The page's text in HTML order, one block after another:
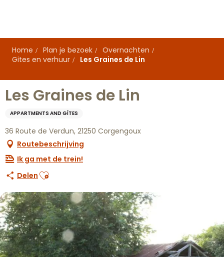
principal
Home
Plan je bezoek
Overnachten
Gites en verhuur
Les Graines de Lin
Les Graines de Lin
APPARTMENTS AND GÎTES
36 Route de Verdun, 21250 Corgengoux
Routebeschrijving
Ik ga met de trein!
Delen Ajouter aux favoris